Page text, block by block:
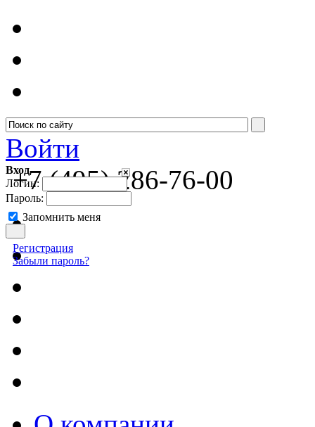
Войти
Вход
Логин:
Пароль:
Запомнить меня
Регистрация
Забыли пароль?
+7 (495) 286-76-00